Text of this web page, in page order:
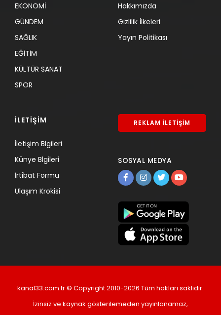
EKONOMİ
GÜNDEM
SAĞLIK
EĞİTİM
KÜLTÜR SANAT
SPOR
Hakkımızda
Gizlilik İlkeleri
Yayın Politikası
İLETİŞİM
İletişim Blgileri
Künye Blgileri
İrtibat Formu
Ulaşım Krokisi
REKLAM İLETİŞİM
SOSYAL MEDYA
kanal33.com.tr © Copyright 2010-2026 Tüm hakları saklıdır.
İzinsiz ve kaynak gösterilemeden yayınlanamaz,